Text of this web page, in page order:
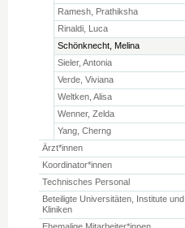
Ramesh, Prathiksha
Rinaldi, Luca
Schönknecht, Melina
Sieler, Antonia
Verde, Viviana
Weltken, Alisa
Wenner, Zelda
Yang, Cherng
Ärzt*innen
Koordinator*innen
Technisches Personal
Beteiligte Universitäten, Institute und
Kliniken